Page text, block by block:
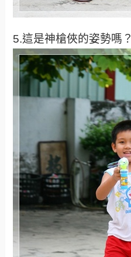
5.這是神槍俠的姿勢嗎？